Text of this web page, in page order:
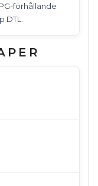
förhållande